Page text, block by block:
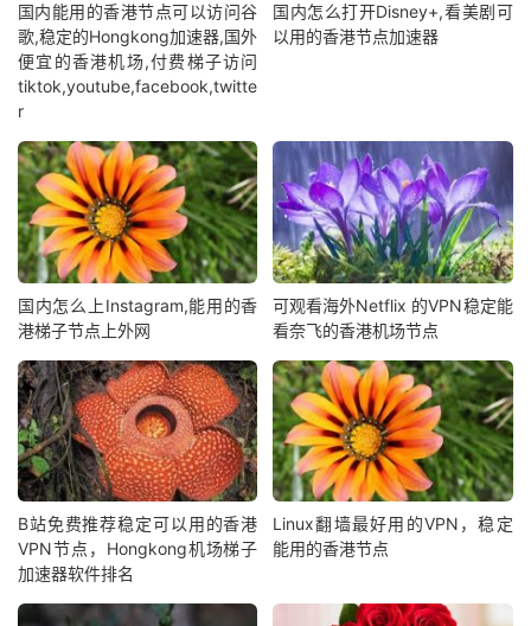
国内能用的香港节点可以访问谷
歌,稳定的Hongkong加速器,国外
便宜的香港机场,付费梯子访问
tiktok,youtube,facebook,twitte
r
国内怎么打开Disney+,看美剧可
以用的香港节点加速器
国内怎么上Instagram,能用的香
港梯子节点上外网
可观看海外Netflix 的VPN稳定能
看奈飞的香港机场节点
B站免费推荐稳定可以用的香港
VPN节点，Hongkong机场梯子
加速器软件排名
Linux翻墙最好用的VPN，稳定
能用的香港节点